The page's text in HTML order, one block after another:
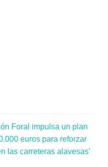
Foral impulsa un plan
euros para reforzar
las carreteras alavesas'